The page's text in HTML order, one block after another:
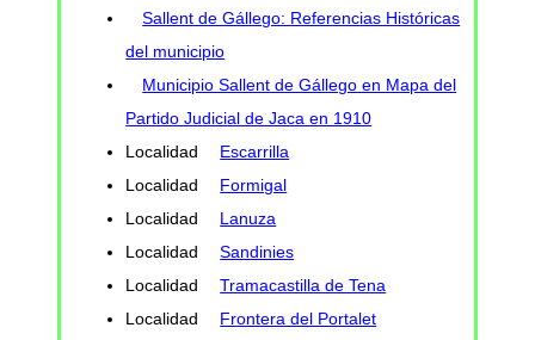
Sallent de Gállego: Referencias Históricas
del municipio
Municipio Sallent de Gállego en Mapa del
Partido Judicial de Jaca en 1910
Localidad
Escarrilla
Localidad
Formigal
Localidad
Lanuza
Localidad
Sandinies
Localidad
Tramacastilla de Tena
Localidad
Frontera del Portalet